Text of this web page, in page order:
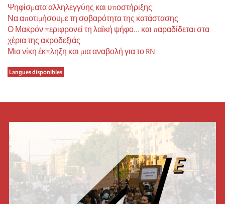
Ψηφίσματα αλληλεγγύης και υποστήριξης
Να αποτιμήσουμε τη σοβαρότητα της κατάστασης
Ο Μακρόν περιφρονεί τη λαϊκή ψήφο... και παραδίδεται στα
χέρια της ακροδεξιάς
Μια νίκη έκπληξη και μια αναβολή για το RN
Langues disponibles